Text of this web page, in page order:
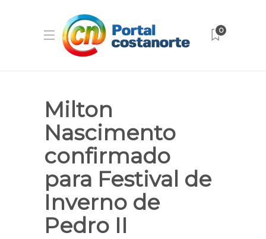
0
Milton
Nascimento
confirmado
para Festival de
Inverno de
Pedro II